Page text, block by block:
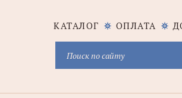
КАТАЛОГ ОПЛАТА